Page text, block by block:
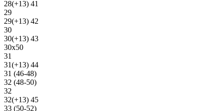
28(+13) 41
29
29(+13) 42
30
30(+13) 43
30х50
31
31(+13) 44
31 (46-48)
32 (48-50)
32
32(+13) 45
33 (50-52)